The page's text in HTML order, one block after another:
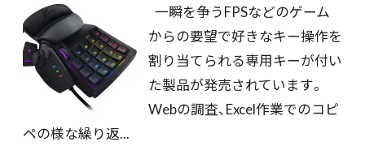
一瞬を争うFPSなどのゲーム
からの要望で好きなキー操作を
割り当てられる専用キーが付い
た製品が発売されています。
Webの調査、Excel作業でのコピ
ペの様な繰り返...